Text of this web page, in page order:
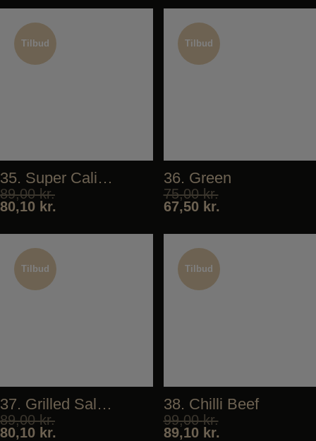
Tilbud
35. Super California
89,00kr.
80,10 kr.
Tilbud
Tilbud
36. Green
75,00kr.
67,50 kr.
Tilbud
Tilbud
37. Grilled Salmon
89,00kr.
80,10 kr.
Tilbud
Tilbud
38. Chilli Beef
99,00kr.
89,10 kr.